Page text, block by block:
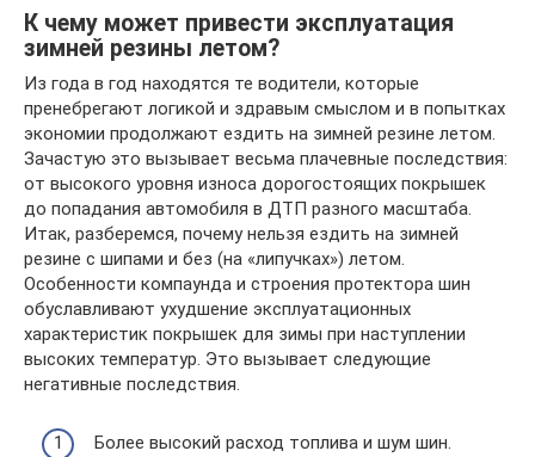
К чему может привести эксплуатация
зимней резины летом?
Из года в год находятся те водители, которые
пренебрегают логикой и здравым смыслом и в попытках
экономии продолжают ездить на зимней резине летом.
Зачастую это вызывает весьма плачевные последствия:
от высокого уровня износа дорогостоящих покрышек
до попадания автомобиля в ДТП разного масштаба.
Итак, разберемся, почему нельзя ездить на зимней
резине с шипами и без (на «липучках») летом.
Особенности компаунда и строения протектора шин
обуславливают ухудшение эксплуатационных
характеристик покрышек для зимы при наступлении
высоких температур. Это вызывает следующие
негативные последствия.
Более высокий расход топлива и шум шин.